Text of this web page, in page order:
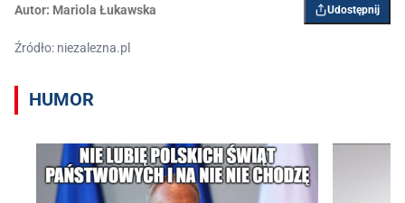
Autor: Mariola Łukawska Udostępnij
Źródło: niezalezna.pl
HUMOR